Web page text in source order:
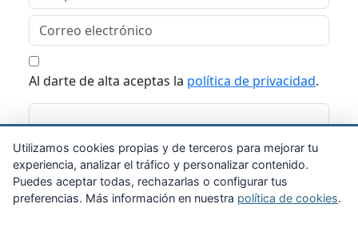
Al darte de alta aceptas la política de privacidad.
Suscribirme
Utilizamos cookies propias y de terceros para mejorar tu
experiencia, analizar el tráfico y personalizar contenido.
Puedes aceptar todas, rechazarlas o configurar tus
preferencias. Más información en nuestra política de cookies.